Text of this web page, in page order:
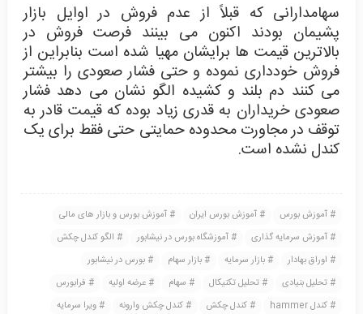
سهامدارانی که قبلاً از عدم فروش در اوایل بازار
پشیمان بودند اکنون می بینند فرصت فروش در
بالاترین قیمت ها برایشان مهیا شده است بنابراین از
فروش خودداری نموده و حتی فشار صعودی را بیشتر
می کنند دم بلند و کشیده الگو نشان می دهد فشار
صعودی خریداران به قدری زیاد بوده که قیمت قادر به
توقف در مجاورت محدوده حمایتی حتی فقط برای یک
کندل نشده است.
آموزش بورس آموزش بورس ایران
آموزش بورس و بازار های مالی
آموزش سرمایه گذاری
آموزشگاه بورس در نیشابور
الگو کندل چکش
اوراق بهادار
بازار سرمایه بازار سهام
بورس در نیشابور
تحلیل بنیادی
تحلیل تکنیکال سهام عرضه اولیه
فرابورس
کندل hammer
کندل چکش کندل چکش وارونه ویرا سرمایه